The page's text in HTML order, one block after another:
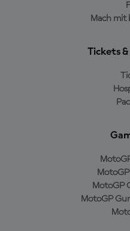
Mach mit
Tickets
MotoGP
MotoGP